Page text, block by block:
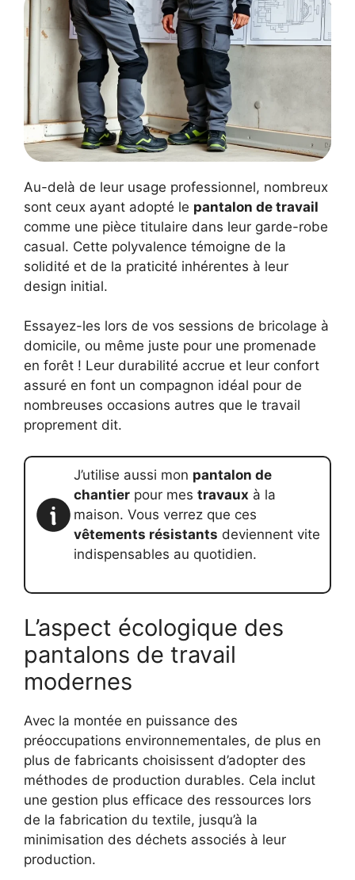
Au-delà de leur usage professionnel, nombreux
sont ceux ayant adopté le pantalon de travail
comme une pièce titulaire dans leur garde-robe
casual. Cette polyvalence témoigne de la
solidité et de la praticité inhérentes à leur
design initial.
Essayez-les lors de vos sessions de bricolage à
domicile, ou même juste pour une promenade
en forêt ! Leur durabilité accrue et leur confort
assuré en font un compagnon idéal pour de
nombreuses occasions autres que le travail
proprement dit.
J’utilise aussi mon pantalon de
chantier pour mes travaux à la
maison. Vous verrez que ces
vêtements résistants deviennent vite
indispensables au quotidien.
L’aspect écologique des
pantalons de travail
modernes
Avec la montée en puissance des
préoccupations environnementales, de plus en
plus de fabricants choisissent d’adopter des
méthodes de production durables. Cela inclut
une gestion plus efficace des ressources lors
de la fabrication du textile, jusqu’à la
minimisation des déchets associés à leur
production.